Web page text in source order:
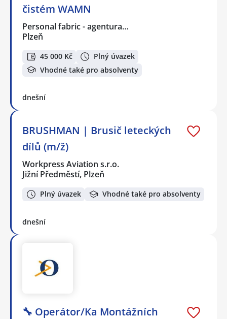
čistém WAMN
Personal fabric - agentura…
Plzeň
45 000 Kč
Plný úvazek
Vhodné také pro absolventy
dnešní
BRUSHMAN | Brusič leteckých
dílů (m/ž)
Workpress Aviation s.r.o.
Jižní Předměstí, Plzeň
Plný úvazek Vhodné také pro absolventy
dnešní
🔧 Operátor/Ka Montážních